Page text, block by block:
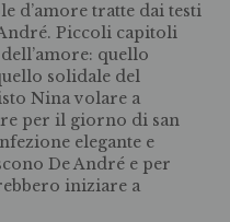
d’amore tratte dai testi
Piccoli capitoli
quello
solidale del
Nina volare a
per il giorno di san
elegante e
De André e per
iniziare a